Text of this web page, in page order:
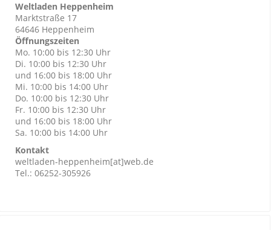
:
Weltladen Heppenheim
Marktstraße 17
64646 Heppenheim
Öffnungszeiten
Mo. 10:00 bis 12:30 Uhr
Di. 10:00 bis 12:30 Uhr
und 16:00 bis 18:00 Uhr
Mi. 10:00 bis 14:00 Uhr
Do. 10:00 bis 12:30 Uhr
Fr. 10:00 bis 12:30 Uhr
und 16:00 bis 18:00 Uhr
Sa. 10:00 bis 14:00 Uhr
Kontakt
weltladen-heppenheim[at]web.de
Tel.: 06252-305926